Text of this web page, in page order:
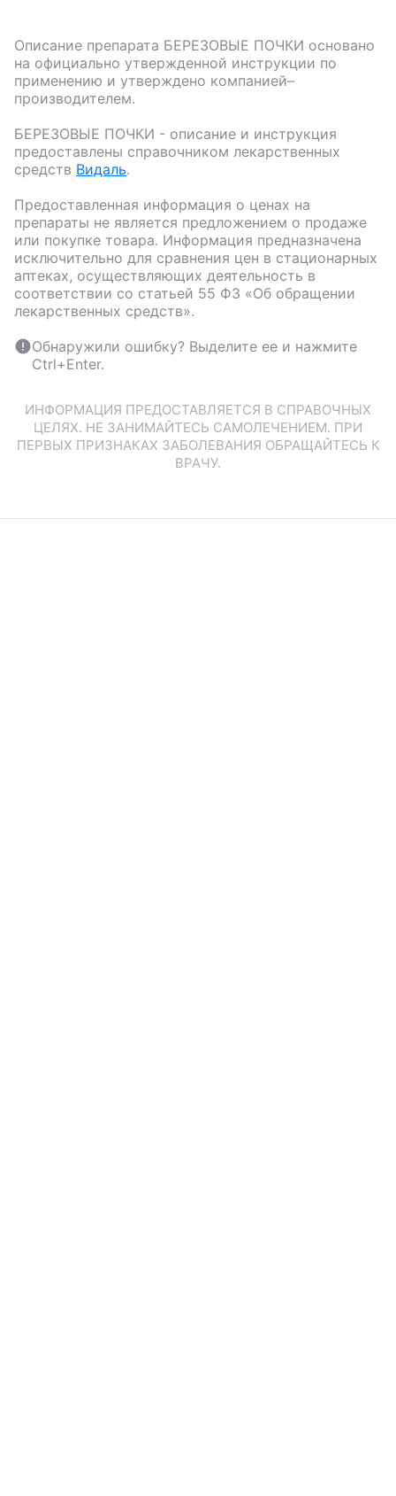
Описание препарата БЕРЕЗОВЫЕ ПОЧКИ основано
на официально утвержденной инструкции по
применению и утверждено компанией–
производителем.
БЕРЕЗОВЫЕ ПОЧКИ - описание и инструкция
предоставлены справочником лекарственных
средств Видаль.
Предоставленная информация о ценах на
препараты не является предложением о продаже
или покупке товара. Информация предназначена
исключительно для сравнения цен в стационарных
аптеках, осуществляющих деятельность в
соответствии со статьей 55 ФЗ «Об обращении
лекарственных средств».
Обнаружили ошибку? Выделите ее и нажмите
Ctrl+Enter.
ИНФОРМАЦИЯ ПРЕДОСТАВЛЯЕТСЯ В СПРАВОЧНЫХ
ЦЕЛЯХ. НЕ ЗАНИМАЙТЕСЬ САМОЛЕЧЕНИЕМ. ПРИ
ПЕРВЫХ ПРИЗНАКАХ ЗАБОЛЕВАНИЯ ОБРАЩАЙТЕСЬ К
ВРАЧУ.